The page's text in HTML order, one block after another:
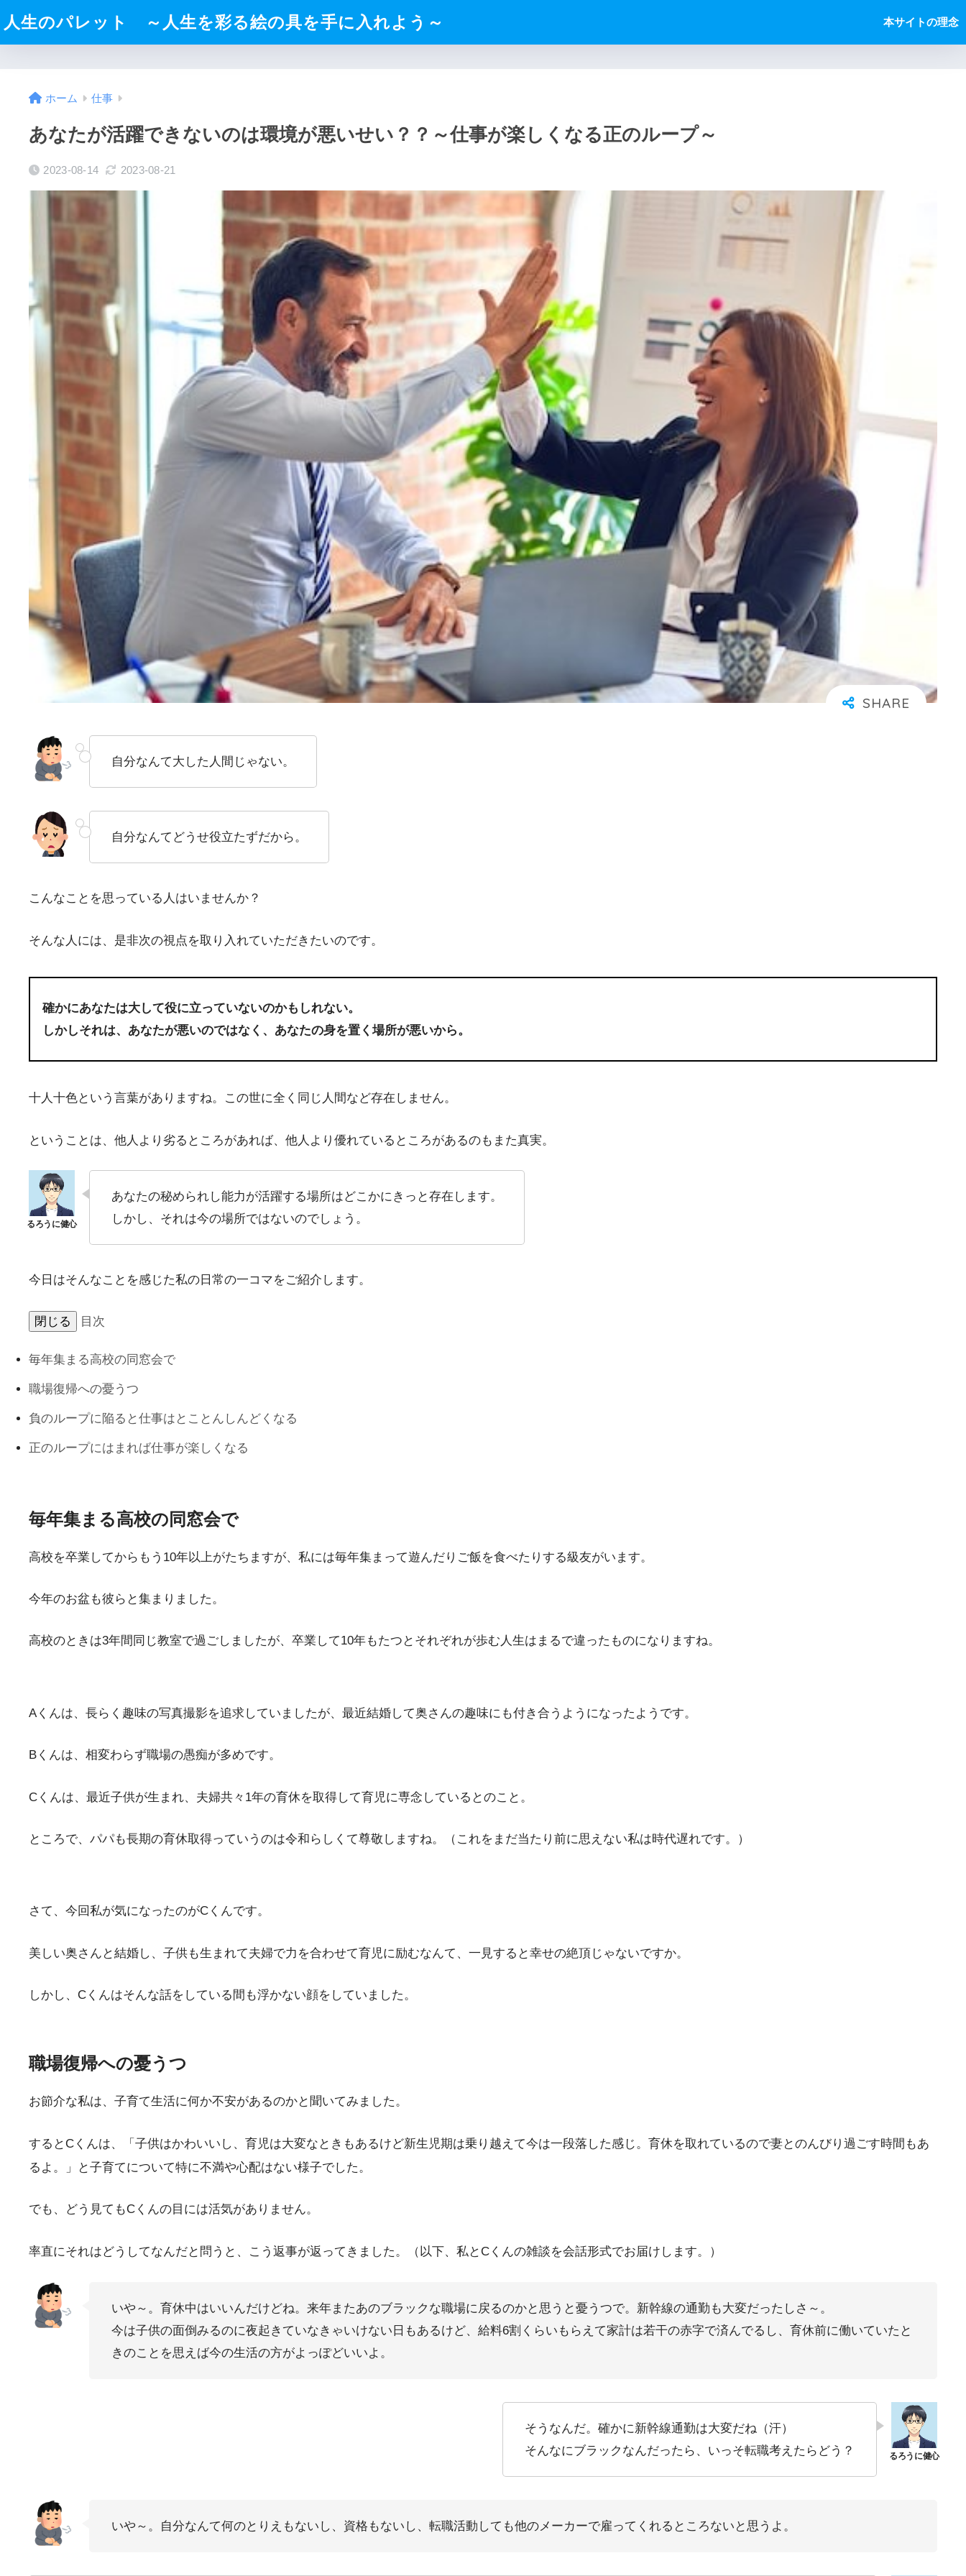
人生のパレット ～人生を彩る絵の具を手に入れよう～ 本サイトの理念
ホーム 仕事
あなたが活躍できないのは環境が悪いせい？？～仕事が楽しくなる正のループ～
2023-08-14 2023-08-21
自分なんて大した人間じゃない。
自分なんてどうせ役立たずだから。
こんなことを思っている人はいませんか？
そんな人には、是非次の視点を取り入れていただきたいのです。
確かにあなたは大して役に立っていないのかもしれない。
しかしそれは、あなたが悪いのではなく、あなたの身を置く場所が悪いから。
十人十色という言葉がありますね。この世に全く同じ人間など存在しません。
ということは、他人より劣るところがあれば、他人より優れているところがあるのもまた真実。
あなたの秘められし能力が活躍する場所はどこかにきっと存在します。
しかし、それは今の場所ではないのでしょう。
今日はそんなことを感じた私の日常の一コマをご紹介します。
閉じる 目次
毎年集まる高校の同窓会で
職場復帰への憂うつ
負のループに陥ると仕事はとことんしんどくなる
正のループにはまれば仕事が楽しくなる
毎年集まる高校の同窓会で
高校を卒業してからもう10年以上がたちますが、私には毎年集まって遊んだりご飯を食べたりする級友がいます。
今年のお盆も彼らと集まりました。
高校のときは3年間同じ教室で過ごしましたが、卒業して10年もたつとそれぞれが歩む人生はまるで違ったものになりますね。
Aくんは、長らく趣味の写真撮影を追求していましたが、最近結婚して奥さんの趣味にも付き合うようになったようです。
Bくんは、相変わらず職場の愚痴が多めです。
Cくんは、最近子供が生まれ、夫婦共々1年の育休を取得して育児に専念しているとのこと。
ところで、パパも長期の育休取得っていうのは令和らしくて尊敬しますね。（これをまだ当たり前に思えない私は時代遅れです。）
さて、今回私が気になったのがCくんです。
美しい奥さんと結婚し、子供も生まれて夫婦で力を合わせて育児に励むなんて、一見すると幸せの絶頂じゃないですか。
しかし、Cくんはそんな話をしている間も浮かない顔をしていました。
職場復帰への憂うつ
お節介な私は、子育て生活に何か不安があるのかと聞いてみました。
するとCくんは、「子供はかわいいし、育児は大変なときもあるけど新生児期は乗り越えて今は一段落した感じ。育休を取れているので妻とのんびり過ごす時間もあ
るよ。」と子育てについて特に不満や心配はない様子でした。
でも、どう見てもCくんの目には活気がありません。
率直にそれはどうしてなんだと問うと、こう返事が返ってきました。（以下、私とCくんの雑談を会話形式でお届けします。）
いや～。育休中はいいんだけどね。来年またあのブラックな職場に戻るのかと思うと憂うつで。新幹線の通勤も大変だったしさ～。
今は子供の面倒みるのに夜起きていなきゃいけない日もあるけど、給料6割くらいもらえて家計は若干の赤字で済んでるし、育休前に働いていたと
きのことを思えば今の生活の方がよっぽどいいよ。
そうなんだ。確かに新幹線通勤は大変だね（汗）
そんなにブラックなんだったら、いっそ転職考えたらどう？
いや～。自分なんて何のとりえもないし、資格もないし、転職活動しても他のメーカーで雇ってくれるところないと思うよ。